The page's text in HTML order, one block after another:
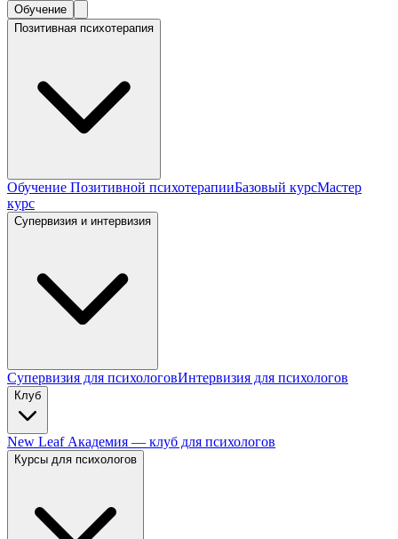
Обучение
Позитивная психотерапия
Обучение Позитивной психотерапииБазовый курсМастер
курс
Супервизия и интервизия
Супервизия для психологовИнтервизия для психологов
Клуб
New Leaf Академия — клуб для психологов
Курсы для психологов